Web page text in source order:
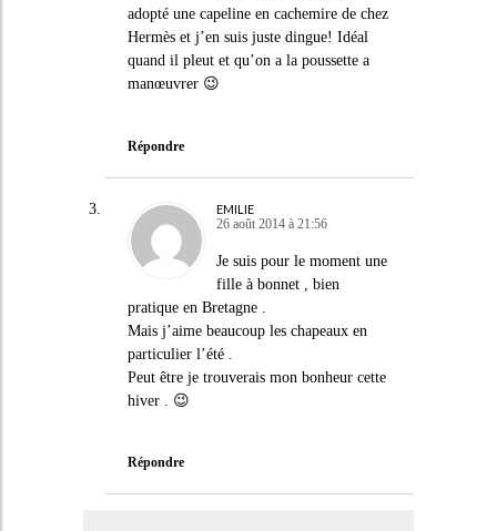
adopté une capeline en cachemire de chez
Hermès et j’en suis juste dingue! Idéal
quand il pleut et qu’on a la poussette a
manœuvrer 😉
Répondre
EMILIE
26 août 2014 à 21:56
Je suis pour le moment une
fille à bonnet , bien
pratique en Bretagne .
Mais j’aime beaucoup les chapeaux en
particulier l’été .
Peut être je trouverais mon bonheur cette
hiver . 😉
Répondre